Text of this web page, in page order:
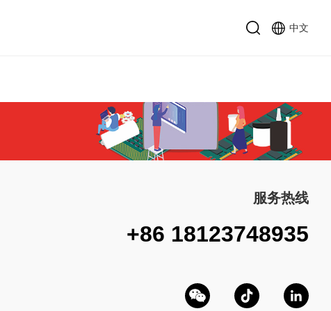
中文
服务热线
+86 18123748935